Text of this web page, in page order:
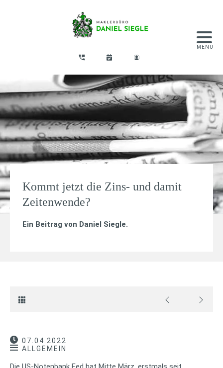
Kommt jetzt die Zins- und damit
Zeitenwende?
Ein Beitrag von Daniel Siegle.
07.04.2022
ALLGEMEIN